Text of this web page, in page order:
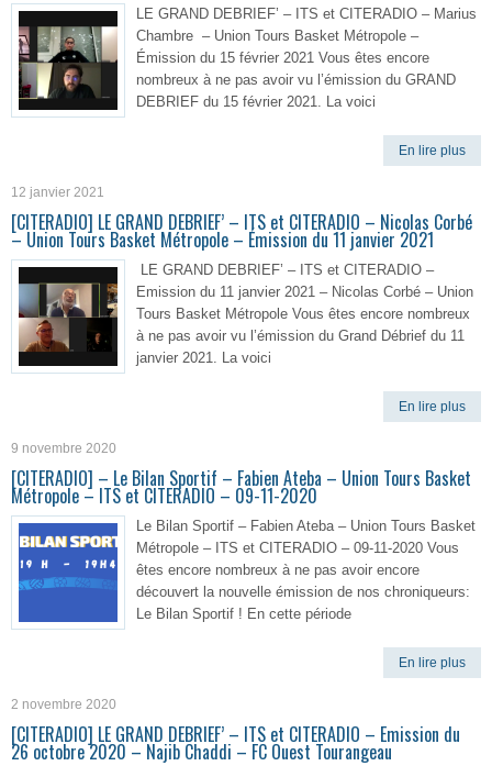
LE GRAND DEBRIEF’ – ITS et CITERADIO – Marius
Chambre – Union Tours Basket Métropole –
Émission du 15 février 2021 Vous êtes encore
nombreux à ne pas avoir vu l’émission du GRAND
DEBRIEF du 15 février 2021. La voici
En lire plus
12 janvier 2021
[CITERADIO] LE GRAND DEBRIEF’ – ITS et CITERADIO – Nicolas Corbé
– Union Tours Basket Métropole – Émission du 11 janvier 2021
LE GRAND DEBRIEF’ – ITS et CITERADIO –
Emission du 11 janvier 2021 – Nicolas Corbé – Union
Tours Basket Métropole Vous êtes encore nombreux
à ne pas avoir vu l’émission du Grand Débrief du 11
janvier 2021. La voici
En lire plus
9 novembre 2020
[CITERADIO] – Le Bilan Sportif – Fabien Ateba – Union Tours Basket
Métropole – ITS et CITERADIO – 09-11-2020
Le Bilan Sportif – Fabien Ateba – Union Tours Basket
Métropole – ITS et CITERADIO – 09-11-2020 Vous
êtes encore nombreux à ne pas avoir encore
découvert la nouvelle émission de nos chroniqueurs:
Le Bilan Sportif ! En cette période
En lire plus
2 novembre 2020
[CITERADIO] LE GRAND DEBRIEF’ – ITS et CITERADIO – Emission du
26 octobre 2020 – Najib Chaddi – FC Ouest Tourangeau